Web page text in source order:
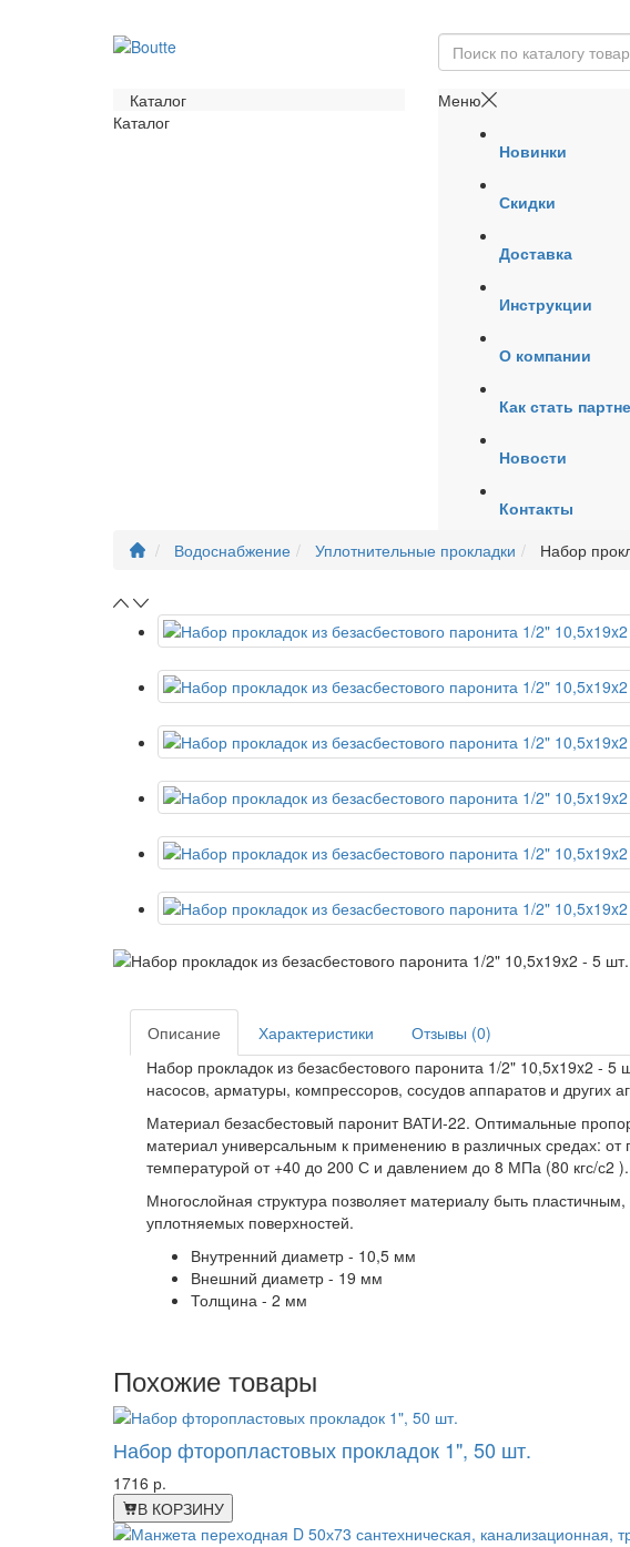
Каталог
Каталог
Меню
Новинки
Скидки
Доставка
Инструкции
О компании
Как стать
Новости
Контакты
Водоснабжение
Уплотнительные прокладки Набор
Описание Характеристики
Отзывы (0)
Набор прокладок из безасбестового паронита 1/2" 10,5x19x2 -
насосов, арматуры, компрессоров, сосудов аппаратов и других
Материал безасбестовый паронит ВАТИ-22. Оптимальные
материал универсальным к применению в различных средах: от
температурой от +40 до 200 С и давлением до 8 МПа (80 кгс/с2 ).
Многослойная структура позволяет материалу быть
уплотняемых поверхностей.
Внутренний диаметр - 10,5 мм
Внешний диаметр - 19 мм
Толщина - 2 мм
Похожие товары
Набор фторопластовых прокладок 1", 50 шт.
1716 р.
В КОРЗИНУ